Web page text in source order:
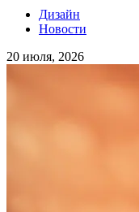
Дизайн
Новости
20 июля, 2026